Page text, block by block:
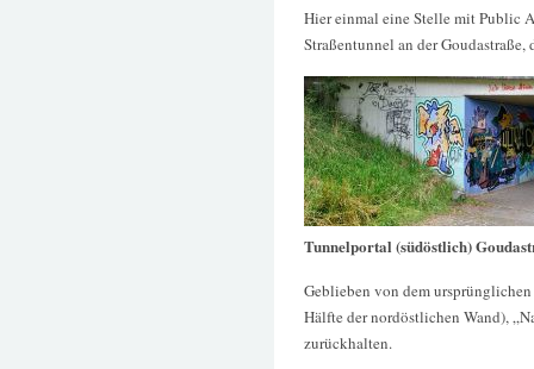
Hier einmal eine Stelle mit Public
Straßentunnel an der
Tunnelportal (südöstlich)
Geblieben von dem
Hälfte der nordöstlichen Wand),
zurückhalten.